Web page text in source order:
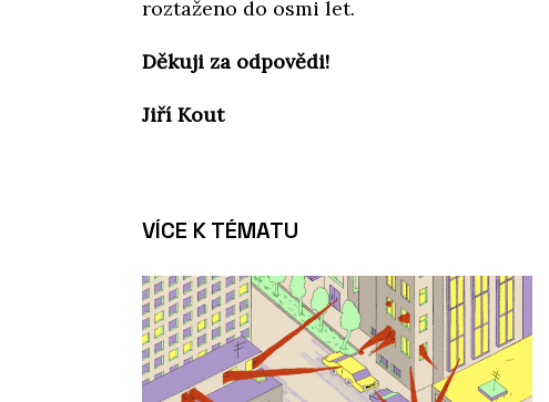
roztaženo do osmi let.
Děkuji za odpovědi!
Jiří Kout
VÍCE K TÉMATU